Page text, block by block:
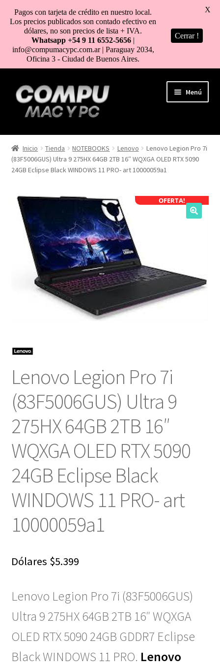
al
contenido
Menú
HOME
TIENDA
MI CUENTA
NOSOTROS
SERVICIOS
CONTACTO
Inicio Tienda NOTEBOOKS Lenovo
Lenovo Legion Pro 7i
(83F5006GUS) Ultra 9 275HX 64GB 2TB 16″ WQXGA OLED RTX 5090
24GB Eclipse Black WINDOWS 11 PRO- art 10000059a1
OFERTA!
Lenovo Legion Pro 7i
(83F5006GUS) Ultra 9
275HX 64GB 2TB 16″
WQXGA OLED RTX 5090
24GB Eclipse Black
WINDOWS 11 PRO- art
10000059a1
Dólares $5.399
Lenovo Legion Pro 7i (83F5006GUS)
Ultra 9 275HX 64GB 2TB 16″WQXGA
OLED RTX 5090 24GB GDDR7 Eclipse
Black WINDOWS 11 PRO. Lenovo
Pagos con tarjeta de crédito en nuestro local.
Los precios publicados son contado efectivo en
dólares, no son precios de lista + IVA.
Whatsapp +54 9 11 6552-5656 |
info@compumacypc.com.ar | Paraguay 2034,
Oficina 3 - Ciudad de Buenos Aires.
Cerrar !
X